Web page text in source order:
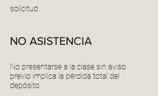
solicitud.
NO ASISTENCIA
No presentarse a la clase sin aviso
previo implica la pérdida total del
depósito.